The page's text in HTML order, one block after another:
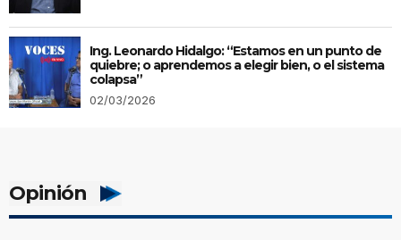
Ing. Leonardo Hidalgo: “Estamos en un punto de
quiebre; o aprendemos a elegir bien, o el sistema
colapsa”
02/03/2026
Opinión